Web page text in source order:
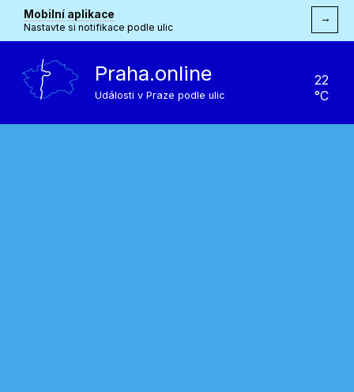
Mobilní aplikace
Nastavte si notifikace podle ulic
→
Praha.online
Události v Praze podle ulic
22
°C